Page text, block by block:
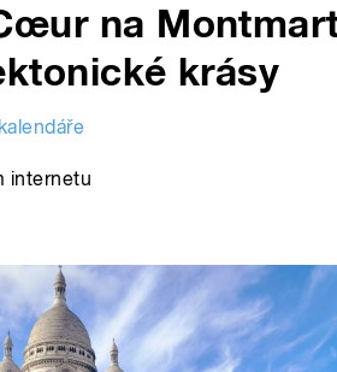
na
krásy
internetu